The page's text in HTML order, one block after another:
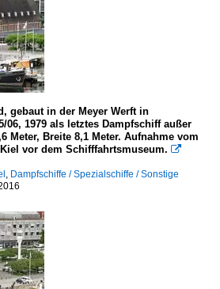
gebaut in der Meyer Werft in
06, 1979 als letztes Dampfschiff außer
Meter, Breite 8,1 Meter. Aufnahme vom
vor dem Schifffahrtsmuseum. 
, Dampfschiffe / Spezialschiffe / Sonstige